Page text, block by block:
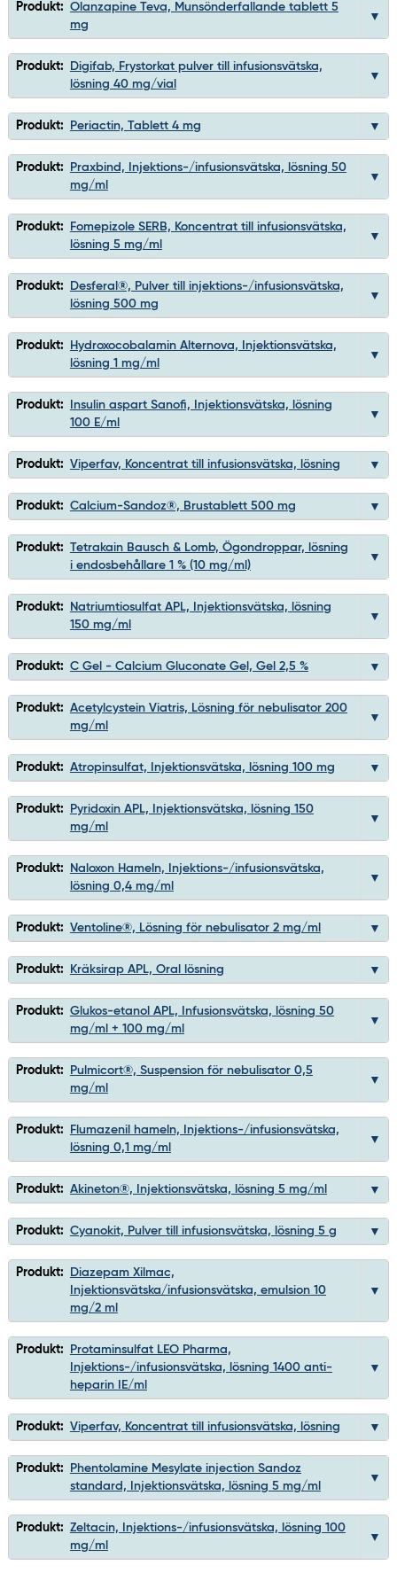
Produkt: Olanzapine Teva, Munsönderfallande tablett 5
mg
Produkt:
Digifab, Frystorkat pulver till infusionsvätska,
lösning 40 mg/vial
Produkt: Periactin, Tablett 4 mg
Produkt:
Praxbind, Injektions-/infusionsvätska, lösning 50
mg/ml
Produkt:
Fomepizole SERB, Koncentrat till infusionsvätska,
lösning 5 mg/ml
Produkt:
Desferal®, Pulver till injektions-/infusionsvätska,
lösning 500 mg
Produkt:
Hydroxocobalamin Alternova, Injektionsvätska,
lösning 1 mg/ml
Produkt:
Insulin aspart Sanofi, Injektionsvätska, lösning
100 E/ml
Produkt: Viperfav, Koncentrat till infusionsvätska, lösning
Produkt: Calcium-Sandoz®, Brustablett 500 mg
Produkt: Tetrakain Bausch & Lomb, Ögondroppar, lösning
i endosbehållare 1 % (10 mg/ml)
Produkt:
Natriumtiosulfat APL, Injektionsvätska, lösning
150 mg/ml
Produkt: C Gel - Calcium Gluconate Gel, Gel 2,5 %
Produkt: Acetylcystein Viatris, Lösning för nebulisator 200
mg/ml
Produkt: Atropinsulfat, Injektionsvätska, lösning 100 mg
Produkt:
Pyridoxin APL, Injektionsvätska, lösning 150
mg/ml
Produkt:
Naloxon Hameln, Injektions-/infusionsvätska,
lösning 0,4 mg/ml
Produkt: Ventoline®, Lösning för nebulisator 2 mg/ml
Produkt: Kräksirap APL, Oral lösning
Produkt: Glukos-etanol APL, Infusionsvätska, lösning 50
mg/ml + 100 mg/ml
Produkt:
Pulmicort®, Suspension för nebulisator 0,5
mg/ml
Produkt:
Flumazenil hameln, Injektions-/infusionsvätska,
lösning 0,1 mg/ml
Produkt: Akineton®, Injektionsvätska, lösning 5 mg/ml
Produkt: Cyanokit, Pulver till infusionsvätska, lösning 5 g
Produkt:
Diazepam Xilmac,
Injektionsvätska/infusionsvätska, emulsion 10
mg/2 ml
Produkt:
Protaminsulfat LEO Pharma,
Injektions-/infusionsvätska, lösning 1400 anti-
heparin IE/ml
Produkt: Viperfav, Koncentrat till infusionsvätska, lösning
Produkt:
Phentolamine Mesylate injection Sandoz
standard, Injektionsvätska, lösning 5 mg/ml
Produkt: Zeltacin, Injektions-/infusionsvätska, lösning 100
mg/ml